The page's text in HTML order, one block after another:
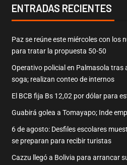
ENTRADAS RECIENTES
Paz se reúne este miércoles con los
para tratar la propuesta 50-50
Operativo policial en Palmasola tras
soga; realizan conteo de internos
El BCB fija Bs 12,02 por dólar para
Guabirá golea a Tomayapo; Inde
6 de agosto: Desfiles escolares
se preparan para recibir turistas
Cazzu llegó a Bolivia para arrancar